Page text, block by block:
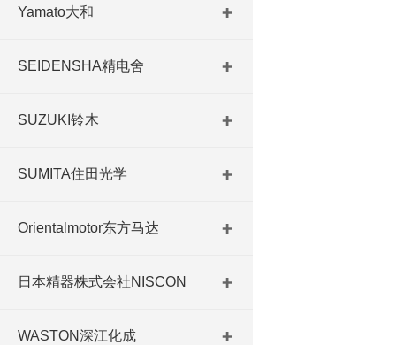
Yamato大和
SEIDENSHA精电舍
SUZUKI铃木
SUMITA住田光学
Orientalmotor东方马达
日本精器株式会社NISCON
WASTON深江化成